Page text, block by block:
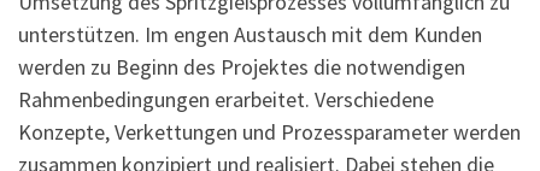
unterstützen. Im engen Austausch mit dem Kunden
werden zu Beginn des Projektes die notwendigen
Rahmenbedingungen erarbeitet. Verschiedene
Konzepte, Verkettungen und Prozessparameter werden
zusammen konzipiert und realisiert. Dabei stehen die